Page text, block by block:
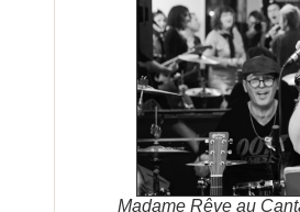
Madame Rêve au